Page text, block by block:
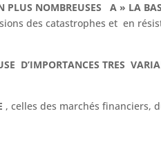
PLUS NOMBREUSES A » LA
des catastrophes et en
D’IMPORTANCES TRES
, celles des marchés financiers,